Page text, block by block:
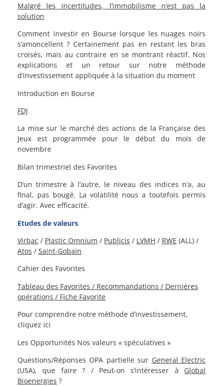
Malgré les incertitudes, l’immobilisme n’est pas la
solution
Comment investir en Bourse lorsque les nuages noirs
s’amoncellent ? Certainement pas en restant les bras
croisés, mais au contraire en se montrant réactif. Nos
explications et un retour sur notre méthode
d’investissement appliquée à la situation du moment
Introduction en Bourse
FDJ
La mise sur le marché des actions de la Française des
Jeux est programmée pour le début du mois de
novembre
Bilan trimestriel des Favorites
D’un trimestre à l’autre, le niveau des indices n’a, au
final, pas bougé. La volatilité nous a toutefois permis
d’agir. Avec efficacité.
Etudes de valeurs
Virbac / Plastic Omnium / Publicis / LVMH / RWE (ALL) /
Atos / Saint-Gobain
Cahier des Favorites
Tableau des Favorites / Recommandations / Dernières
opérations / Fiche Favorite
Pour comprendre notre méthode d’investissement,
cliquez ici
Les Opportunités Nos valeurs « spéculatives »
Questions/Réponses OPA partielle sur General Electric
(USA), que faire ? / Peut-on s’intéresser à Global
Bioenergies ?